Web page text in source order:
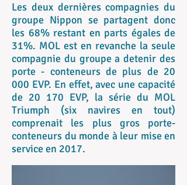
Les deux dernières compagnies du
groupe Nippon se partagent donc
les 68% restant en parts égales de
31%. MOL est en revanche la seule
compagnie du groupe a detenir des
porte - conteneurs de plus de 20
000 EVP. En effet, avec une capacité
de 20 170 EVP, la série du MOL
Triumph (six navires en tout)
comprenait les plus gros porte-
conteneurs du monde à leur mise en
service en 2017.